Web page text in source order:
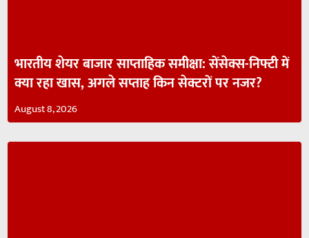
भारतीय शेयर बाजार साप्ताहिक समीक्षा: सेंसेक्स-निफ्टी में
क्या रहा खास, अगले सप्ताह किन सेक्टरों पर नजर?
August 8, 2026